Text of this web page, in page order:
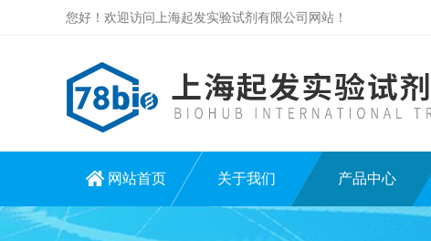
您好！欢迎访问上海起发实验试剂有限公司网站！
网站首页 关于我们 产品中心